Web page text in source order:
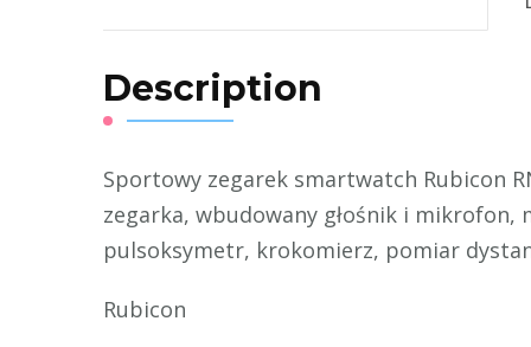
Description
Sportowy zegarek smartwatch Rubicon
zegarka, wbudowany głośnik i
pulsoksymetr, krokomierz, pomiar
Rubicon